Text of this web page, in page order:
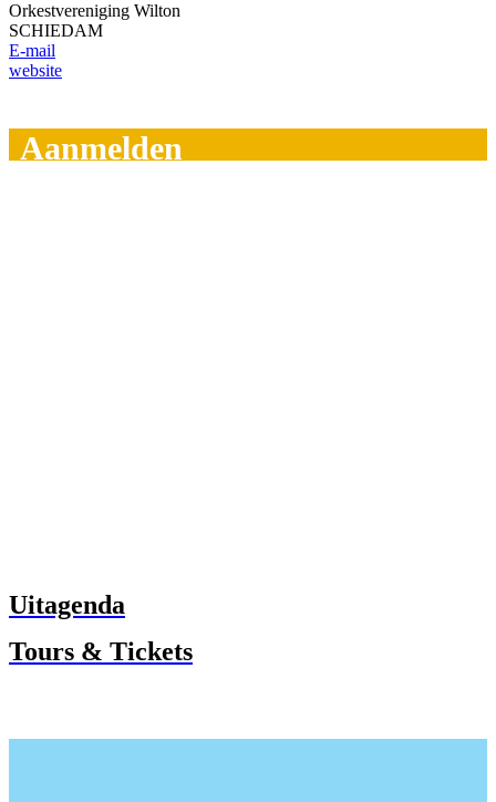
Orkestvereniging Wilton
SCHIEDAM
E-mail
website
Aanmelden
Uitagenda
Tours & Tickets